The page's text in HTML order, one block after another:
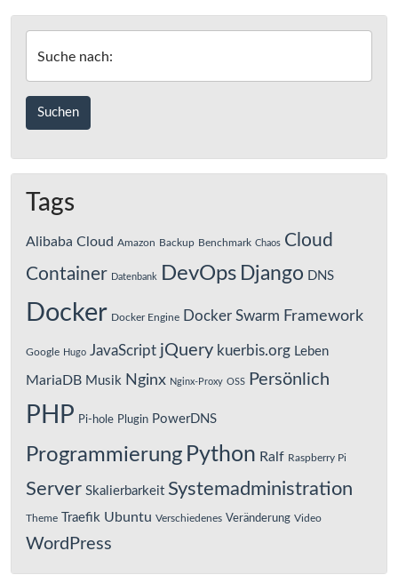
Container
Suche nach:
Tags
Alibaba Cloud Amazon Backup Benchmark Chaos Cloud
Container Datenbank DevOps Django DNS
Docker Docker Engine Docker Swarm Framework
Google Hugo JavaScript jQuery kuerbis.org Leben
MariaDB Musik Nginx Nginx-Proxy OSS Persönlich
PHP Pi-hole Plugin PowerDNS
Programmierung Python Ralf Raspberry Pi
Server Skalierbarkeit Systemadministration
Theme Traefik Ubuntu Verschiedenes Veränderung Video
WordPress